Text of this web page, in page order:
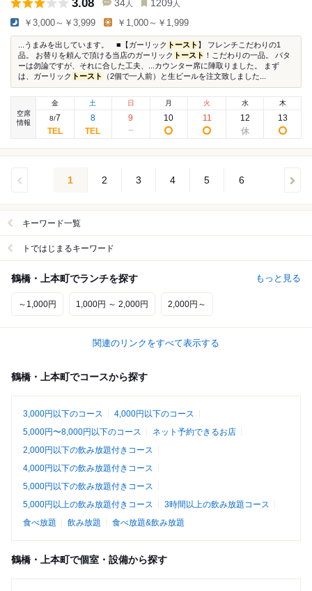
3.08 34 人 1209 人
￥3,000～￥3,999 ￥1,000～￥1,999
...うまみを出しています。 ■【ガーリック トースト 】 フレンチこだわりの1
品。 お替りを頼んで頂ける当店のガーリック トースト ！こだわりの一品。 バタ
ーは勿論ですが、それに合した工夫、...カウンター席に陣取りました。 まず
は、ガーリック トースト （2個で一人前）と生ビールを注文致しました...
空席
情報
金
8/7
土
8
日
9
月
10
火
11
水
12
木
13
1 2 3 4 5 6
キーワード一覧
トではじまるキーワード
鶴橋・上本町でランチを探す もっと見る
～1,000円 1,000円 ～ 2,000円 2,000円～
関連のリンクをすべて表示する
鶴橋・上本町でコースから探す
3,000円以下のコース
4,000円以下のコース
5,000円〜8,000円以下のコース
ネット予約できるお店
2,000円以下の飲み放題付きコース
4,000円以下の飲み放題付きコース
5,000円以下の飲み放題付きコース
5,000円以上の飲み放題付きコース
3時間以上の飲み放題コース
食べ放題
飲み放題 食べ放題&飲み放題
鶴橋・上本町で個室・設備から探す